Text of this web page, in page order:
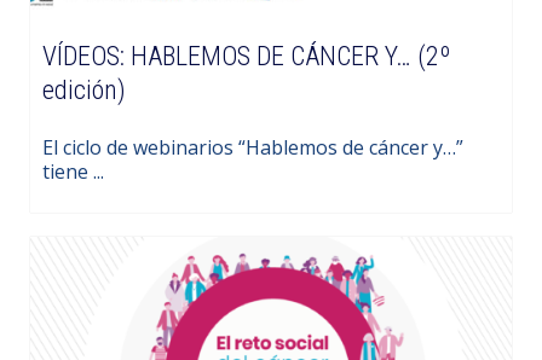
VÍDEOS: HABLEMOS DE CÁNCER Y… (2º
edición)
El ciclo de webinarios “Hablemos de cáncer y…”
tiene ...